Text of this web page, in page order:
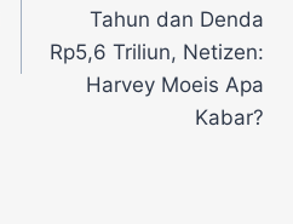
Tahun dan Denda
Rp5,6 Triliun, Netizen:
Harvey Moeis Apa
Kabar?